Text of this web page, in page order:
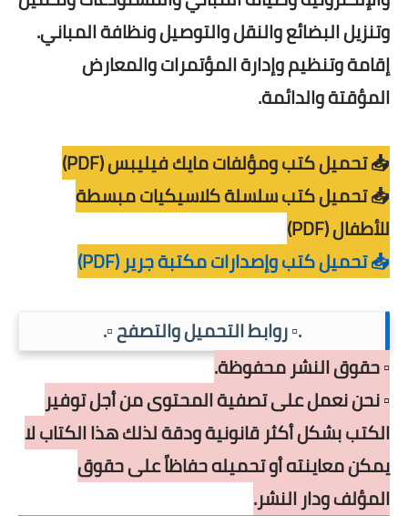
وتنزيل البضائع والنقل والتوصيل ونظافة المباني.
إقامة وتنظيم وإدارة المؤتمرات والمعارض
المؤقتة والدائمة.
📥 تحميل كتب ومؤلفات مايك فيليبس (PDF)
📥 تحميل كتب سلسلة كلاسيكيات مبسطة
للأطفال (PDF)
📥 تحميل كتب وإصدارات مكتبة جرير (PDF)
.▫️ روابط التحميل والتصفح ▫️.
▫️ حقوق النشر محفوظة.
▫️ نحن نعمل على تصفية المحتوى من أجل توفير
الكتب بشكل أكثر قانونية ودقة لذلك هذا الكتاب لا
يمكن معاينته أو تحميله حفاظاً على حقوق
المؤلف ودار النشر.